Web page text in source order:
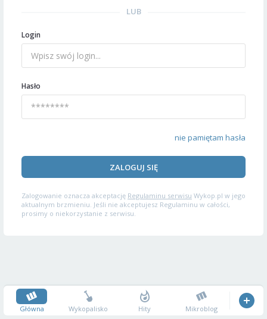
LUB
Login
Hasło
nie pamiętam hasła
ZALOGUJ SIĘ
Zalogowanie oznacza akceptację Regulaminu serwisu Wykop.pl w jego
aktualnym brzmieniu. Jeśli nie akceptujesz Regulaminu w całości,
prosimy o niekorzystanie z serwisu.
Główna Wykopalisko Hity Mikroblog